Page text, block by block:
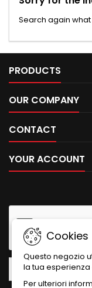
Search again
PRODUCTS
OUR COMPANY
CONTACT
Cookies
Questo negozio
la tua
Per ulteriori
YOUR ACCOUNT